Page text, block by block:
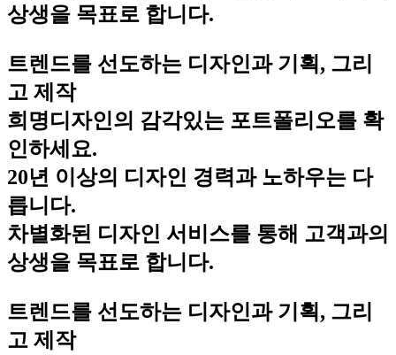
상생을 목표로 합니다.
트렌드를 선도하는 디자인과 기획, 그리
고 제작
희명디자인의 감각있는 포트폴리오를 확
인하세요.
20년 이상의 디자인 경력과 노하우는 다
릅니다.
차별화된 디자인 서비스를 통해 고객과의
상생을 목표로 합니다.
트렌드를 선도하는 디자인과 기획, 그리
고 제작